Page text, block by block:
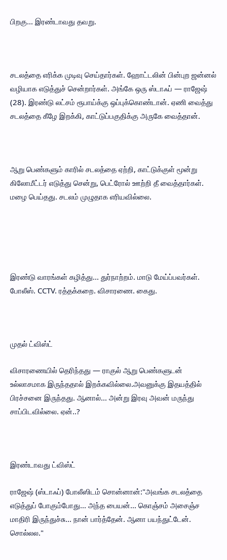
பிறகு... இரண்டாவது தவறு.
சடலத்தை எரிக்க முடிவு செய்தார்கள். ஹோட்டலின் பின்புற ஜன்னல்
வழியாக எடுத்துச் சென்றார்கள். அங்கே ஒரு ஸ்டாஃப் — ராஜேஷ்
(28). இரண்டு லட்சம் ரூபாய்க்கு ஒப்புக்கொண்டான். ஏணி வைத்து
சடலத்தை கீழே இறக்கி, காட்டுப்பகுதிக்கு அருகே வைத்தான்.
ஆறு பெண்களும் காரில் சடலத்தை ஏற்றி, காட்டுக்குள் மூன்று
கிலோமீட்டர் எடுத்து சென்று, பெட்ரோல் ஊற்றி தீ வைத்தார்கள்.
மழை பெய்தது. சடலம் முழுதாக எரியவில்லை.
இரண்டு வாரங்கள் கழித்து... துர்நாற்றம். மாடு மேய்ப்பவர்கள்.
போலீஸ். CCTV. ரத்தக்கறை. விசாரணை. கைது.
முதல் ட்விஸ்ட்
விசாரணையில் தெரிந்தது — ராகுல் ஆறு பெண்களுடன்
உல்லாசமாக இருந்ததால் இறக்கவில்லை.அவனுக்கு இதயத்தில்
பிரச்சனை இருந்தது. ஆனால்... அன்று இரவு அவன் மருந்து
சாப்பிடவில்லை. ஏன்..?
இரண்டாவது ட்விஸ்ட்
ராஜேஷ் (ஸ்டாஃப்) போலீஸிடம் சொன்னான்:"அவங்க சடலத்தை
எடுத்துப் போகும்போது... அந்த பையன்... கொஞ்சம் அசைஞ்ச
மாதிரி இருந்துச்சு... நான் பார்த்தேன். ஆனா பயந்துட்டேன்.
சொல்லல."